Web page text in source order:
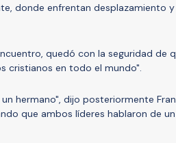
donde enfrentan desplazamiento
quedó con la seguridad de
cristianos en todo el mundo".
hermano", dijo posteriormente
que ambos líderes hablaron de